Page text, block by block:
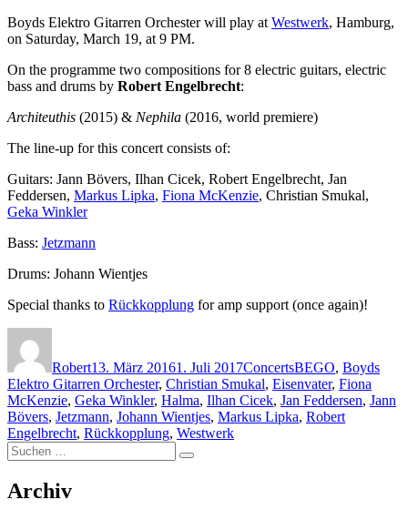
Boyds Elektro Gitarren Orchester will play at Westwerk, Hamburg,
on Saturday, March 19, at 9 PM.
On the programme two compositions for 8 electric guitars, electric
bass and drums by Robert Engelbrecht:
Architeuthis (2015) & Nephila (2016, world premiere)
The line-up for this concert consists of:
Guitars: Jann Bövers, Ilhan Cicek, Robert Engelbrecht, Jan
Feddersen, Markus Lipka, Fiona McKenzie, Christian Smukal,
Geka Winkler
Bass: Jetzmann
Drums: Johann Wientjes
Special thanks to Rückkopplung for amp support (once again)!
Robert13. März 20161. Juli 2017ConcertsBEGO, Boyds
Elektro Gitarren Orchester, Christian Smukal, Eisenvater, Fiona
McKenzie, Geka Winkler, Halma, Ilhan Cicek, Jan Feddersen, Jann
Bövers, Jetzmann, Johann Wientjes, Markus Lipka, Robert
Engelbrecht, Rückkopplung, Westwerk
Suchen
nach:
Suchen
Archiv